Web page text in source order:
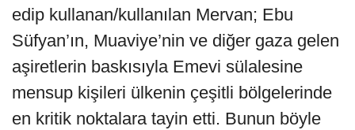
edip kullanan/kullanılan Mervan; Ebu
Süfyan’ın, Muaviye’nin ve diğer gaza gelen
aşiretlerin baskısıyla Emevi sülalesine
mensup kişileri ülkenin çeşitli bölgelerinde
en kritik noktalara tayin etti. Bunun böyle